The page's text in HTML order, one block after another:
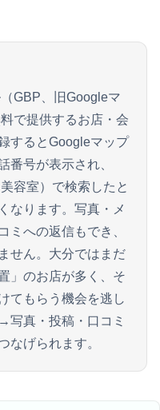
GBP、旧Googleマ
で提供するお店・会
するとGoogleマップ
番号が表示され、
容室）で検索したと
なります。写真・メ
ミへの返信もでき、
せん。大分ではまだ
」のお店が多く、そ
てもらう機会を逃し
真・投稿・口コミ
なげられます。